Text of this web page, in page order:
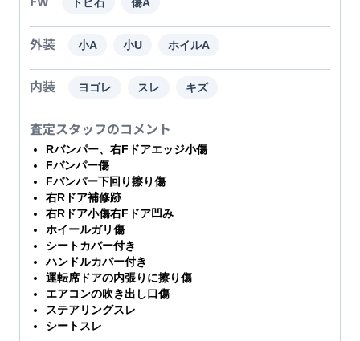
トビ石 傷A
外装 小A 小U ホイルA
内装 ヨゴレ スレ キズ
査定スタッフのコメント
Rバンパー、右Fドアエッジ小傷
Fバンパー傷
Fバンパー下回り擦り傷
右Rドア補修跡
右Rドア小傷右Fドア凹み
ホイールガリ傷
シートカバー付き
ハンドルカバー付き
運転席ドアの内張りに擦り傷
エアコンの吹き出し口傷
ステアリングスレ
シートスレ